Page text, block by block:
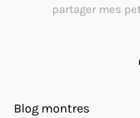
partager mes
Blog montres